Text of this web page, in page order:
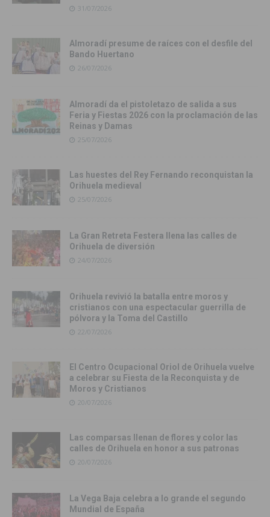
31/07/2026
Almoradí presume de raíces con el desfile del
Bando Huertano
26/07/2026
Almoradí da el pistoletazo de salida a sus
Feria y Fiestas 2026 con la proclamación de las
Reinas y Damas
25/07/2026
Las huestes del Rey Fernando reconquistan la
Orihuela medieval
25/07/2026
La Gran Retreta Festera llena las calles de
Orihuela de diversión
24/07/2026
Orihuela revivió la batalla entre moros y
cristianos con una espectacular guerrilla de
pólvora y la Toma del Castillo
22/07/2026
El Centro Ocupacional Oriol de Orihuela vuelve
a celebrar su Fiesta de la Reconquista y de
Moros y Cristianos
20/07/2026
Las comparsas llenan de flores y color las
calles de Orihuela en honor a sus patronas
20/07/2026
La Vega Baja celebra a lo grande el segundo
Mundial de España